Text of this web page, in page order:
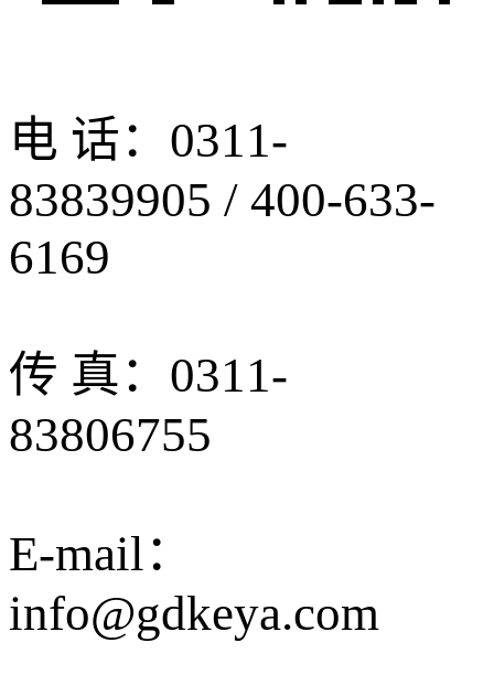
电 话：0311-
83839905 / 400-633-
6169
传 真：0311-
83806755
E-mail：
info@gdkeya.com